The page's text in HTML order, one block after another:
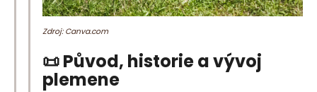
Zdroj: Canva.com
📜 Původ, historie a vývoj
plemene